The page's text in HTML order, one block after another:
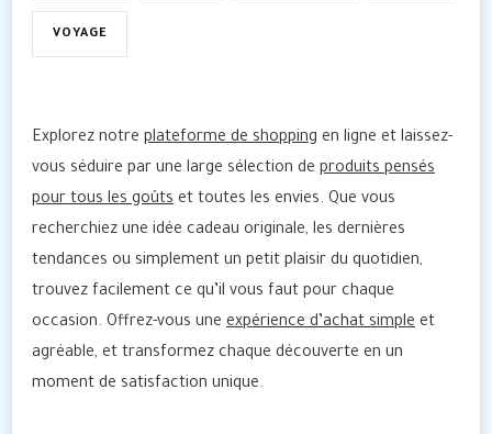
VOYAGE
Explorez notre plateforme de shopping en ligne et laissez-
vous séduire par une large sélection de produits pensés
pour tous les goûts et toutes les envies. Que vous
recherchiez une idée cadeau originale, les dernières
tendances ou simplement un petit plaisir du quotidien,
trouvez facilement ce qu’il vous faut pour chaque
occasion. Offrez-vous une expérience d’achat simple et
agréable, et transformez chaque découverte en un
moment de satisfaction unique.